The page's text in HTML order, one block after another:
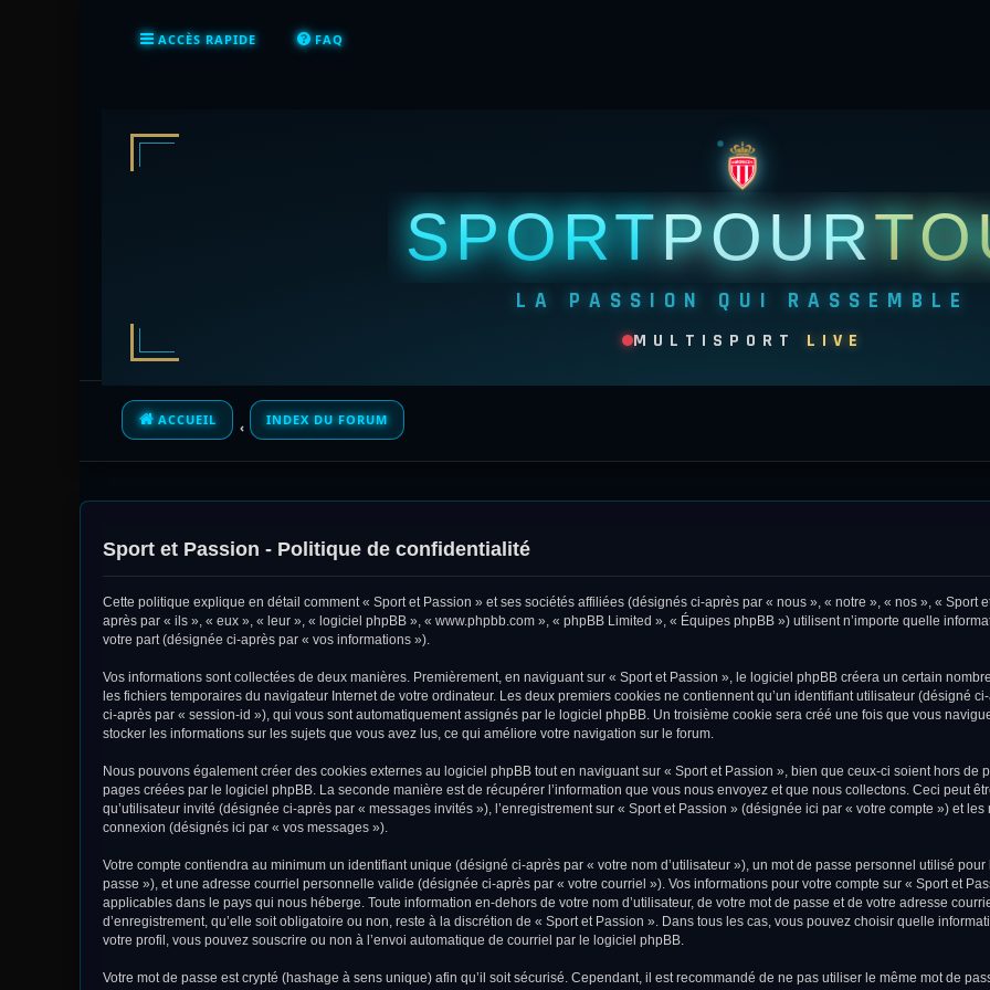
ACCÈS RAPIDE FAQ
SPORTPOUR
LA PASSION QUI RASSEMBLE
MULTISPORT LIVE
ACCUEIL INDEX DU FORUM
Sport et Passion - Politique de confidentialité
Cette politique explique en détail comment « Sport et Passion » et ses sociétés affiliées (désignés ci-après par « nous », « notre », « nos », « Sport
après par « ils », « eux », « leur », « logiciel phpBB », « www.phpbb.com », « phpBB Limited », « Équipes phpBB ») utilisent n’importe quelle
votre part (désignée ci-après par « vos informations »).
Vos informations sont collectées de deux manières. Premièrement, en naviguant sur « Sport et Passion », le logiciel phpBB créera un certain
les fichiers temporaires du navigateur Internet de votre ordinateur. Les deux premiers cookies ne contiennent qu’un identifiant utilisateur (désigné
ci-après par « session-id »), qui vous sont automatiquement assignés par le logiciel phpBB. Un troisième cookie sera créé une fois que vous
stocker les informations sur les sujets que vous avez lus, ce qui améliore votre navigation sur le forum.
Nous pouvons également créer des cookies externes au logiciel phpBB tout en naviguant sur « Sport et Passion », bien que ceux-ci soient hors
pages créées par le logiciel phpBB. La seconde manière est de récupérer l’information que vous nous envoyez et que nous collectons. Ceci peut
qu’utilisateur invité (désignée ci-après par « messages invités »), l’enregistrement sur « Sport et Passion » (désignée ici par « votre compte ») et
connexion (désignés ici par « vos messages »).
Votre compte contiendra au minimum un identifiant unique (désigné ci-après par « votre nom d’utilisateur »), un mot de passe personnel utilisé
passe »), et une adresse courriel personnelle valide (désignée ci-après par « votre courriel »). Vos informations pour votre compte sur « Sport et
applicables dans le pays qui nous héberge. Toute information en-dehors de votre nom d’utilisateur, de votre mot de passe et de votre adresse
d’enregistrement, qu’elle soit obligatoire ou non, reste à la discrétion de « Sport et Passion ». Dans tous les cas, vous pouvez choisir quelle
votre profil, vous pouvez souscrire ou non à l’envoi automatique de courriel par le logiciel phpBB.
Votre mot de passe est crypté (hashage à sens unique) afin qu’il soit sécurisé. Cependant, il est recommandé de ne pas utiliser le même mot de